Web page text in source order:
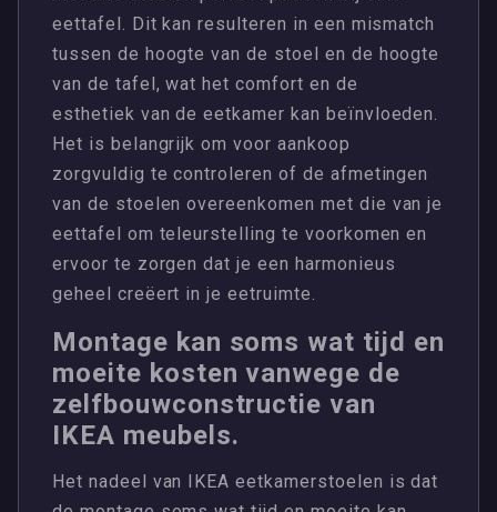
eettafel. Dit kan resulteren in een mismatch
tussen de hoogte van de stoel en de hoogte
van de tafel, wat het comfort en de
esthetiek van de eetkamer kan beïnvloeden.
Het is belangrijk om voor aankoop
zorgvuldig te controleren of de afmetingen
van de stoelen overeenkomen met die van je
eettafel om teleurstelling te voorkomen en
ervoor te zorgen dat je een harmonieus
geheel creëert in je eetruimte.
Montage kan soms wat tijd en
moeite kosten vanwege de
zelfbouwconstructie van
IKEA meubels.
Het nadeel van IKEA eetkamerstoelen is dat